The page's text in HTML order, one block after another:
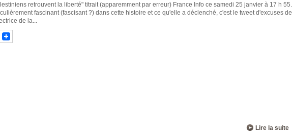
retrouvent la liberté" titrait (apparemment par erreur) France Info ce samedi 25 janvier à 17 h 55.
fascinant (fascisant ?) dans cette histoire et ce qu'elle a déclenché, c'est le tweet d'excuses de
de la
Lire la suite